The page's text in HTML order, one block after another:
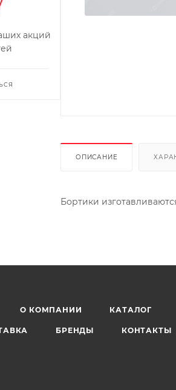
ОПИСАНИЕ
Бортики
акций
О КОМПАНИИ КАТАЛОГ
БРЕНДЫ КОНТАКТЫ